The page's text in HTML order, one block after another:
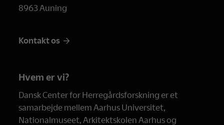
8963 Auning
Kontakt os
Hvem er vi?
Dansk Center for Herregårdsforskning er et
samarbejde mellem Aarhus Universitet,
Nationalmuseet, Arkitektskolen Aarhus og